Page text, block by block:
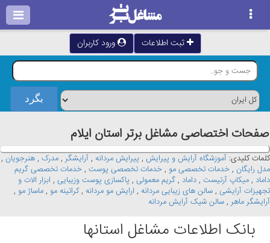
ثبت اطلاعات ورود کاربران
صفحات اختصاصی مشاغل برتر استان ايلام
کلمات کلیدی: آموزشگاه آرایش و پیرایش , پیرایش مردانه , آرایشگر , مدرک , هنرجویان ,
مدل رایگان , خدمات تخصصی مو , خدمات تخصصی پوست , خدمات تخصصی گریم
داماد , میکاپ آرتیست , داماد , گریم معمولی , پاکسازی پوست وزیبایی , ابزار الات و
تجهیزات آرایشی , سالن های زیبایی مردانه , ارایش مو مردانه ,کراتینه مو , ماساژ مو ,
آرایشگر ماهر , سالن شیک آرایش مردانه
بانک اطلاعات مشاغل استانها